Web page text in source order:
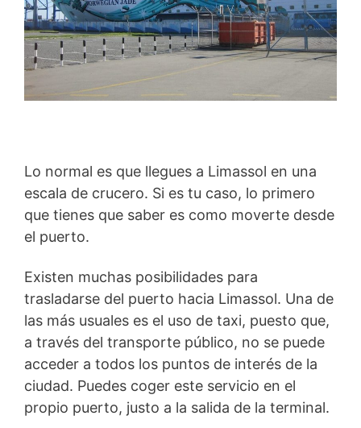
Lo normal es que llegues a Limassol en una
escala de crucero. Si es tu caso, lo primero
que tienes que saber es como moverte desde
el puerto.
Existen muchas posibilidades para
trasladarse del puerto hacia Limassol. Una de
las más usuales es el uso de taxi, puesto que,
a través del transporte público, no se puede
acceder a todos los puntos de interés de la
ciudad. Puedes coger este servicio en el
propio puerto, justo a la salida de la terminal.